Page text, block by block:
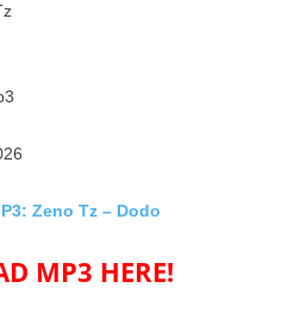
Zeno Tz – Dodo
MP3 HERE!